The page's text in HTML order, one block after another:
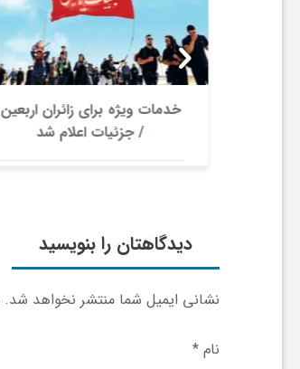
خدمات ویژه برای زائران اربعین
/ جزئیات اعلام شد
دیدگاهتان را بنویسید
نشانی ایمیل شما منتشر نخواهد شد.
نام *